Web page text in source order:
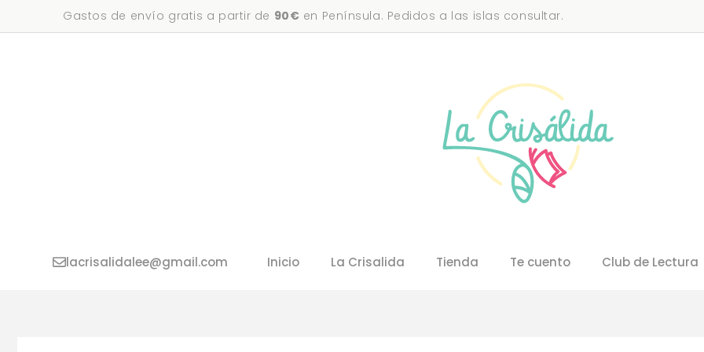
al
Gastos de envío gratis a partir de 90€ en Península. Pedidos a las islas consultar.
Inicio La Crisalida Tienda Te cuento Club de Lectura
lacrisalidalee@gmail.com